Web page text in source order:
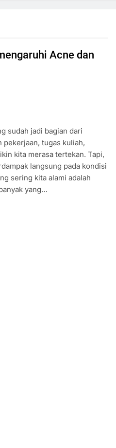
Acne dan
sudah jadi bagian dari
pekerjaan, tugas kuliah,
kita merasa tertekan. Tapi,
langsung pada kondisi
sering kita alami adalah
yang…